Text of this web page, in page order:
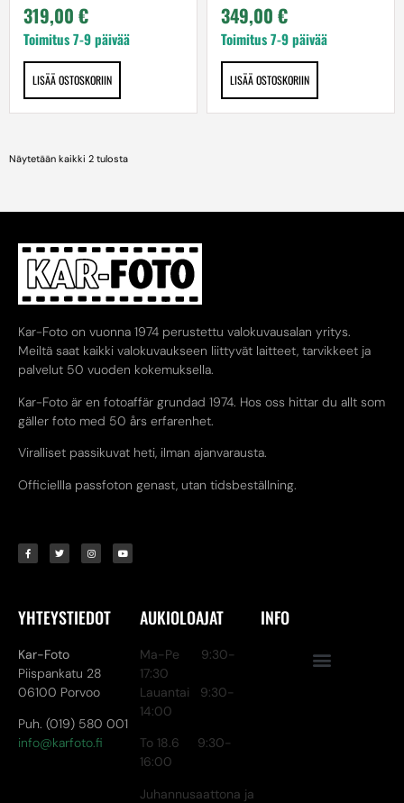
319,00 €
Toimitus 7-9 päivää
LISÄÄ OSTOSKORIIN
349,00 €
Toimitus 7-9 päivää
LISÄÄ OSTOSKORIIN
Näytetään kaikki 2 tulosta
Kar-Foto on vuonna 1974 perustettu valokuvausalan yritys.
Meiltä saat kaikki valokuvaukseen liittyvät laitteet, tarvikkeet ja
palvelut 50 vuoden kokemuksella.
Kar-Foto är en fotoaffär grundad 1974. Hos oss hittar du allt som
gäller foto med 50 års erfarenhet.
Viralliset passikuvat heti, ilman ajanvarausta.
Officiellla passfoton genast, utan tidsbeställning.
YHTEYSTIEDOT
Kar-Foto
Piispankatu 28
06100 Porvoo
Puh. (019) 580 001
info@karfoto.fi
AUKIOLOAJAT
Ma-Pe 9:30-
17:30
Lauantai 9:30-
14:00
To 18.6 9:30-
16:00
Juhannusaattona ja
INFO